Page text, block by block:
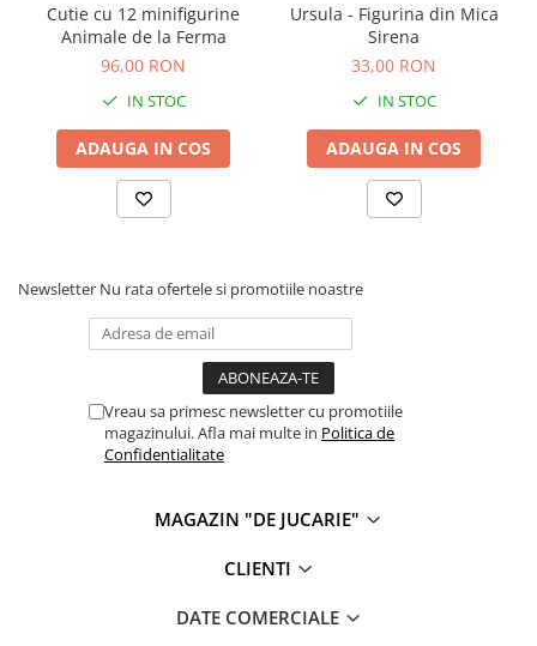
Cadouri botez
Cadou copii 2 ani
Cadou copii 3 ani
Cadou copii 4 ani
Cadou copii 5 ani
Cadou copii 6 ani
Cadou copii 8 ani
Cadou copii 9 ani
Cadou copii 11 ani
Cadou copii 12 ani
Caserola compartimentata copii
Cutie cu 12 minifigurine
Animale de la Ferma
96,00 RON
IN STOC
ADAUGA IN COS
Ursula - Figurina din Mica
Sirena
33,00 RON
IN STOC
ADAUGA IN COS
Newsletter Nu rata ofertele si promotiile noastre
Vreau sa primesc newsletter cu promotiile
magazinului. Afla mai multe in Politica de
Confidentialitate
MAGAZIN "DE JUCARIE"
CLIENTI
DATE COMERCIALE